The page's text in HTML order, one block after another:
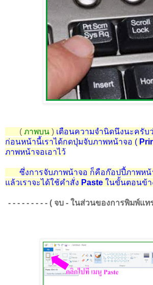
( ภาพบน ) เตือนความจำนิดนึงนะครับ
ก่อนหน้านี้เราได้กดปุ่มจับภาพหน้าจอ (
ภาพหน้าจอเอาไว้
ซึ่งการจับภาพน้าจอ ก็คือก๊อปปี้ภาพหน้
แล้วเราจะได้ใช้คำสั่ง Paste ในขั้นตอนข้า
- - - - - - - - - ( จบ - ในส่วนของการพิมพ์แท